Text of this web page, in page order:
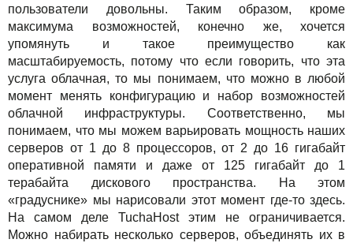
пользователи довольны. Таким образом, кроме
максимума возможностей, конечно же, хочется
упомянуть и такое преимущество как
масштабируемость, потому что если говорить, что эта
услуга облачная, то мы понимаем, что можно в любой
момент менять конфигурацию и набор возможностей
облачной инфраструктуры. Соответственно, мы
понимаем, что мы можем варьировать мощность наших
серверов от 1 до 8 процессоров, от 2 до 16 гигабайт
оперативной памяти и даже от 125 гигабайт до 1
терабайта дискового пространства. На этом
«градуснике» мы нарисовали этот момент где-то здесь.
На самом деле TuchaHost этим не ограничивается.
Можно набирать несколько серверов, объединять их в